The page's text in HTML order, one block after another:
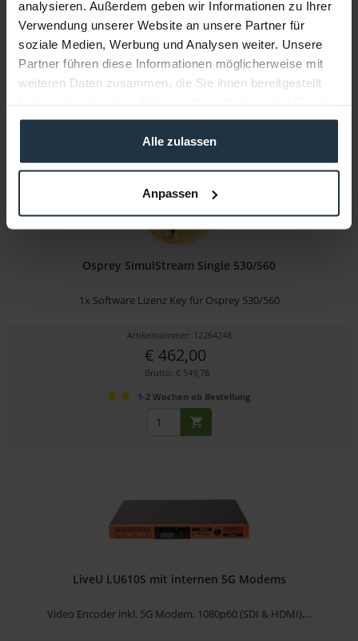
analysieren. Außerdem geben wir Informationen zu Ihrer
Verwendung unserer Website an unsere Partner für
soziale Medien, Werbung und Analysen weiter. Unsere
Partner führen diese Informationen möglicherweise mit
weiteren Daten zusammen, die Sie ihnen bereitgestellt
gesammelt haben.
Alle zulassen
Anpassen
Artikelnummer: 12264247
€ 256,00
Brutto: € 304,64
1-2 Wochen ab Bestellung
Osprey SimulStream Single 530/560
1x Software Lizenz Key für Osprey 530/560
Artikelnummer: 12264248
€ 462,00
Brutto: € 549,78
1-2 Wochen ab Bestellung
LiveU LU610S mit internen 5G Modems
Video Encoder inkl. 5G Modem, 1080p60 (SDI & HDMI),...